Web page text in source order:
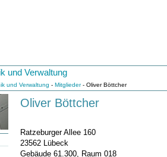
und Verwaltung
und Verwaltung - Mitglieder- Oliver Böttcher
Oliver Böttcher
Ratzeburger Allee 160
23562 Lübeck
Gebäude 61.300, Raum 018